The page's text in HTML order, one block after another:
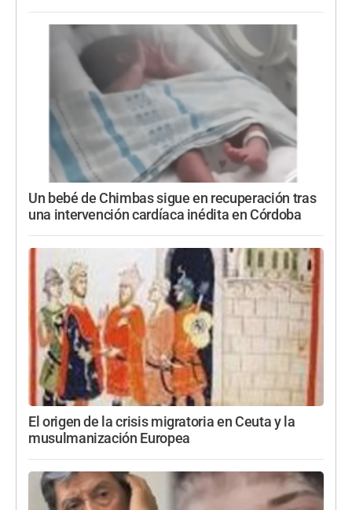
Un bebé de Chimbas sigue en recuperación tras
una intervención cardíaca inédita en Córdoba
El origen de la crisis migratoria en Ceuta y la
musulmanización Europea